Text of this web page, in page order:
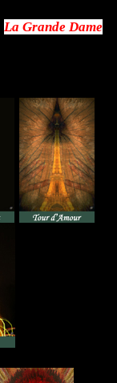
La Grande Dame